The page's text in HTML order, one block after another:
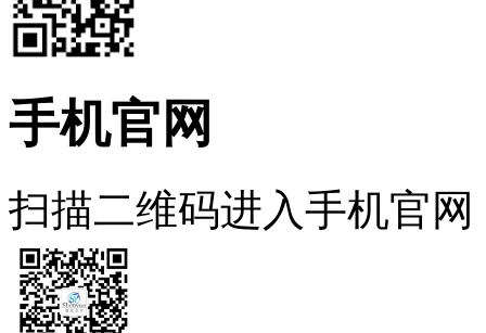
手机官网
扫描二维码进入手机官网